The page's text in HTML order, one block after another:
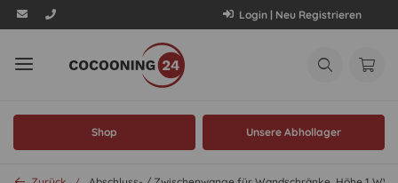
Login | Neu Registrieren
Shop Unsere Abhollager